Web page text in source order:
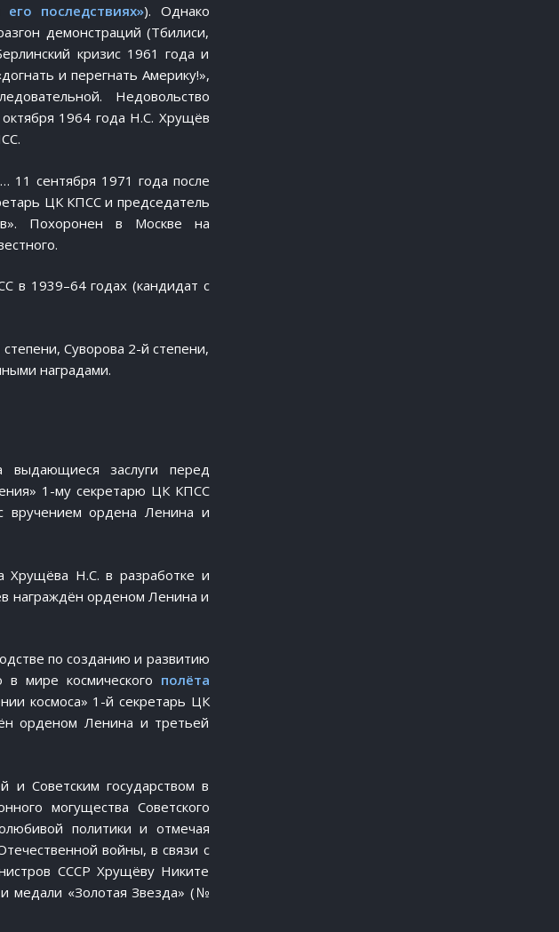
последствиях»). Однако
демонстраций (Тбилиси,
кризис 1961 года и
и перегнать Америку!»,
Недовольство
1964 года Н.С. Хрущёв
11 сентября 1971 года после
ЦК КПСС и председатель
. Похоронен в Москве на
в 1939–64 годах (кандидат с
Суворова 2-й степени,
наградами.
заслуги перед
1-му секретарю ЦК КПСС
вручением ордена Ленина и
Хрущёва Н.С. в разработке и
награждён орденом Ленина и
по созданию и развитию
мире космического полёта
космоса» 1-й секретарь ЦК
орденом Ленина и третьей
и Советским государством в
могущества Советского
политики и отмечая
войны, в связи с
СССР Хрущёву Никите
медали «Золотая Звезда» (№